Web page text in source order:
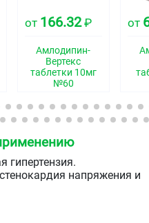
от 166.32₽
Амлодипин-
Вертекс
таблетки 10мг
№60
от
гипертензия.
напряжения и